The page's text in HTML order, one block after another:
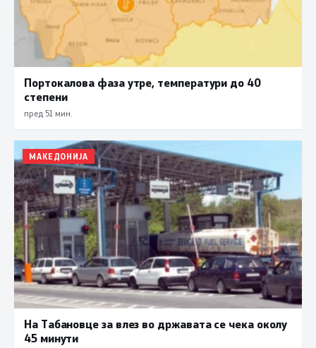
Портокалова фаза утре, температури до 40
степени
пред 51 мин.
МАКЕДОНИЈА
На Табановце за влез во државата се чека околу
45 минути